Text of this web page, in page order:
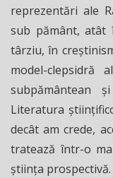
reprezentări ale
sub pământ, atât
târziu, în
model-
subpământean
Literatura
decât am crede,
tratează într-o
ştiinţa prospectivă.